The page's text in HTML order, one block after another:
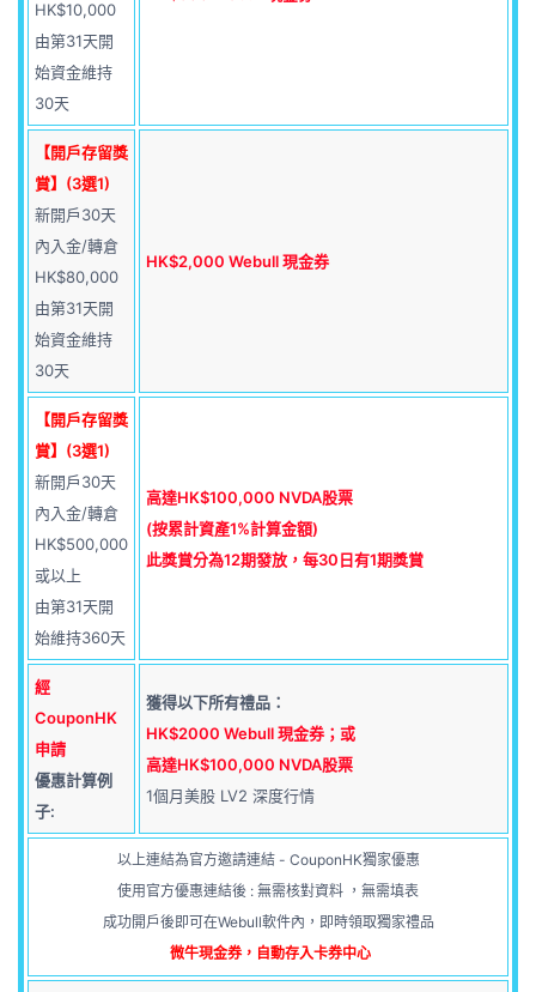
HK$10,000
由第31天開
始資金維持
30天
【開戶存留獎
賞】(3選1)
新開戶30天
內入金/轉倉
HK$80,000
由第31天開
始資金維持
30天
HK$2,000 Webull 現金券
【開戶存留獎
賞】(3選1)
新開戶30天
內入金/轉倉
HK$500,000
或以上
由第31天開
始維持360天
高達HK$100,000 NVDA股票
(按累計資產1%計算金額)
此獎賞分為12期發放，每30日有1期獎賞
經
CouponHK
申請
優惠計算例
子:
獲得以下所有禮品：
HK$2000 Webull現金券；或
高達HK$100,000 NVDA股票
1個月美股 LV2 深度行情
以上連結為官方邀請連結 - CouponHK獨家優惠
使用官方優惠連結後 : 無需核對資料 ，無需填表
成功開戶後即可在Webull軟件內，即時領取獨家禮品
微牛現金券，自動存入卡券中心